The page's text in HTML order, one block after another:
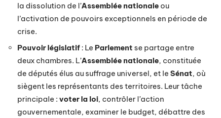
la dissolution de l’Assemblée nationale ou
l’activation de pouvoirs exceptionnels en période de
crise.
Pouvoir législatif : Le Parlement se partage entre
deux chambres. L’Assemblée nationale, constituée
de députés élus au suffrage universel, et le Sénat, où
siègent les représentants des territoires. Leur tâche
principale : voter la loi, contrôler l’action
gouvernementale, examiner le budget, débattre des